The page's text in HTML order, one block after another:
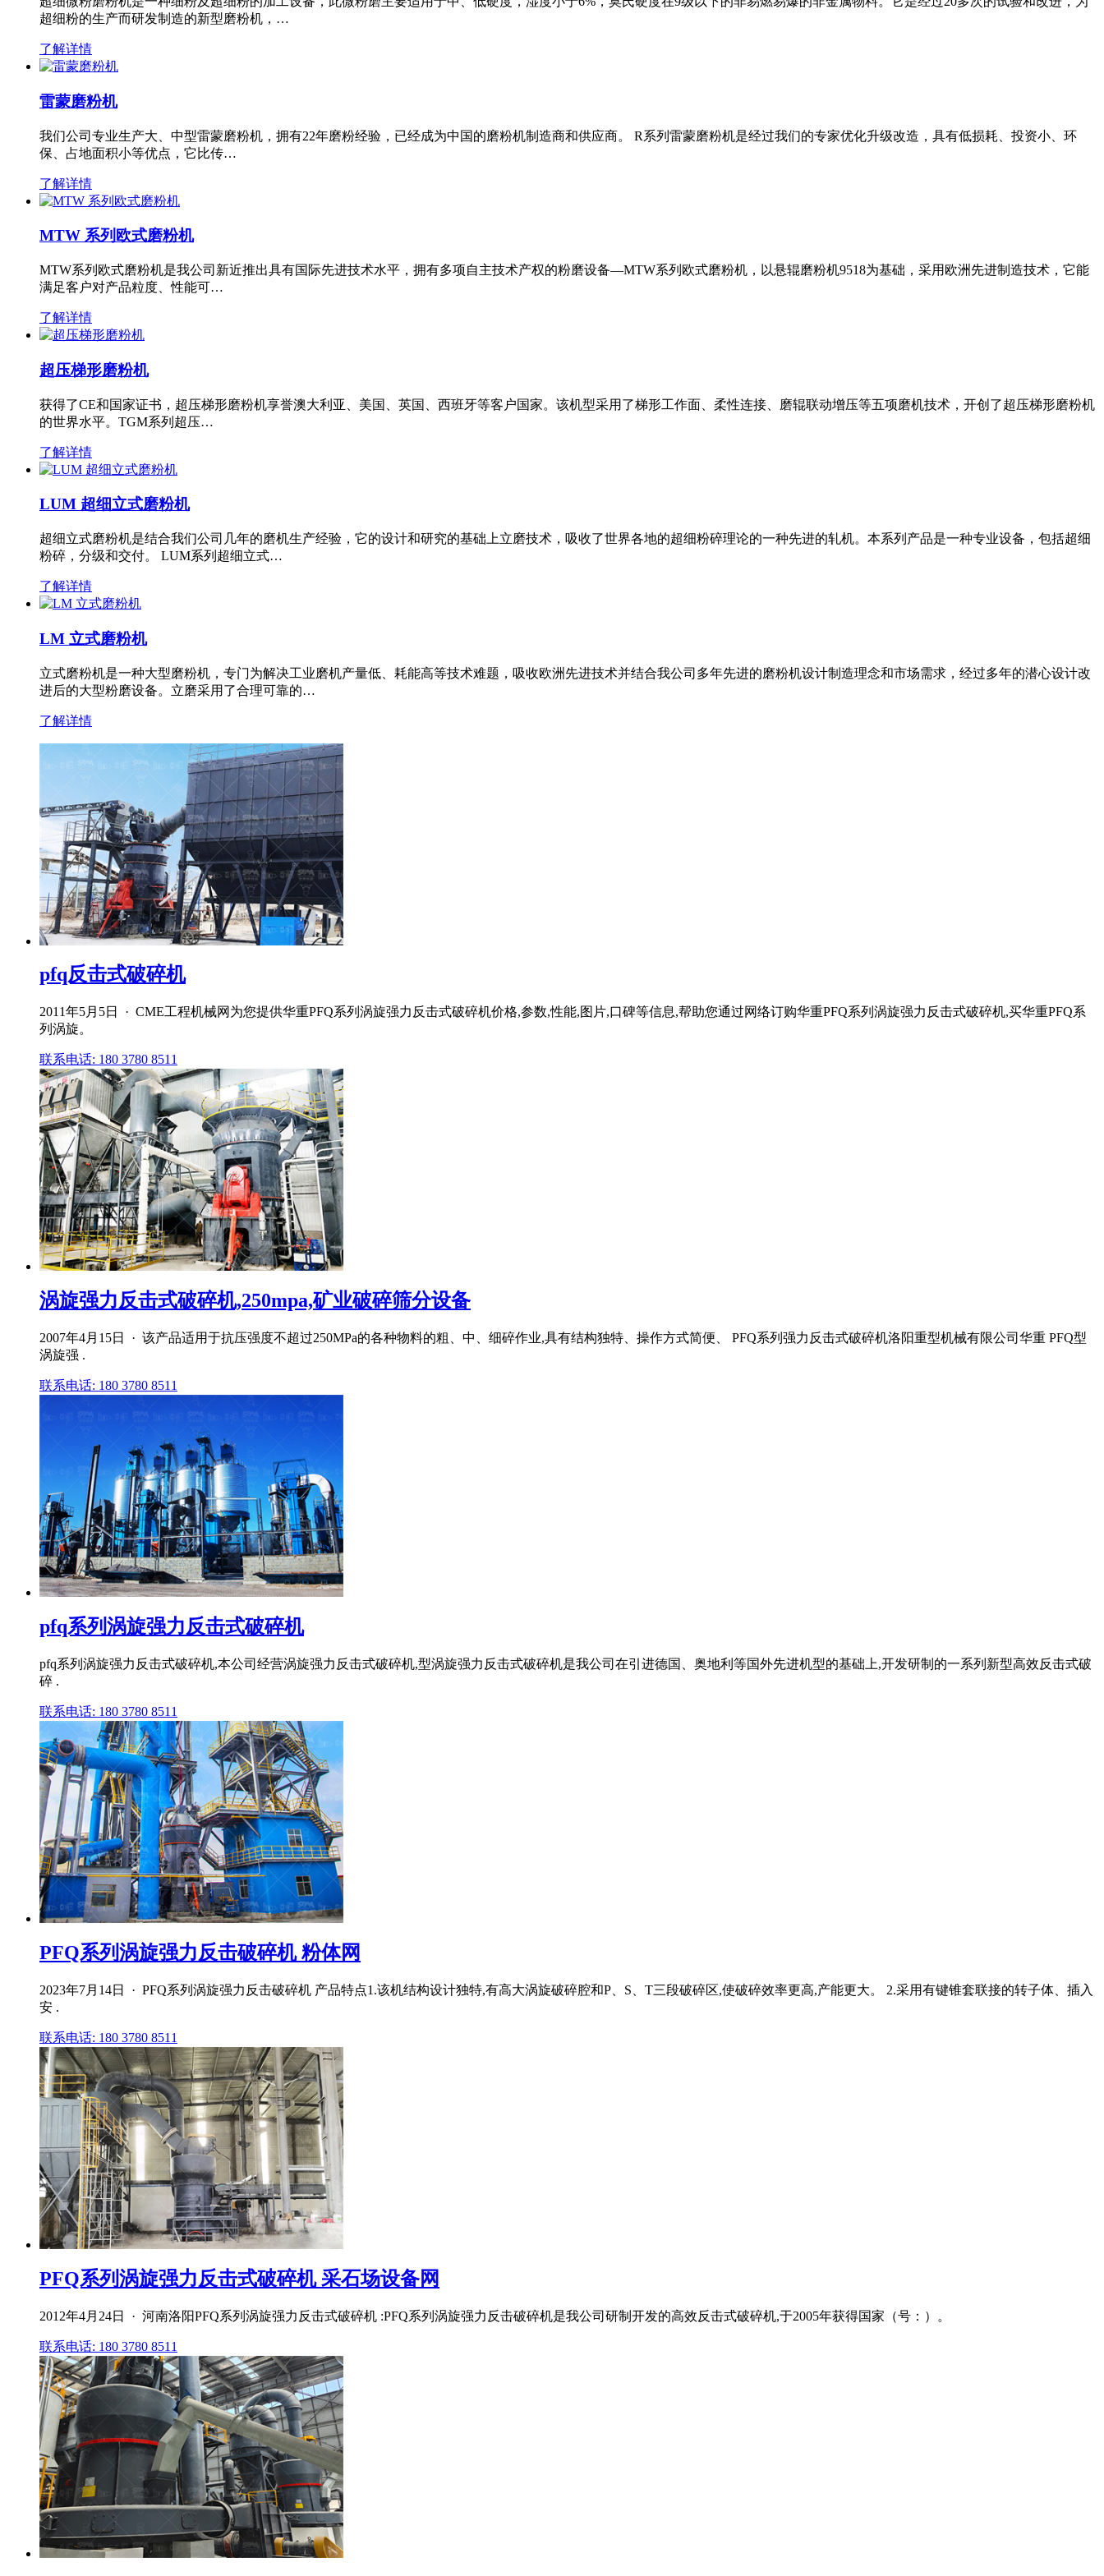
超细粉的生产而研发制造的新型磨粉机，…
了解详情
雷蒙磨粉机
我们公司专业生产大、中型雷蒙磨粉机，拥有22年磨粉经验，已经成为中国的磨粉机制造商和供应商。 R系列雷蒙磨粉机是经过我们的专家优化升级改造，具有低损耗、投资小、环
保、占地面积小等优点，它比传…
了解详情
MTW 系列欧式磨粉机
MTW系列欧式磨粉机是我公司新近推出具有国际先进技术水平，拥有多项自主技术产权的粉磨设备—MTW系列欧式磨粉机，以悬辊磨粉机9518为基础，采用欧洲先进制造技术，它能
满足客户对产品粒度、性能可…
了解详情
超压梯形磨粉机
获得了CE和国家证书，超压梯形磨粉机享誉澳大利亚、美国、英国、西班牙等客户国家。该机型采用了梯形工作面、柔性连接、磨辊联动增压等五项磨机技术，开创了超压梯形磨粉机
的世界水平。TGM系列超压…
了解详情
LUM 超细立式磨粉机
超细立式磨粉机是结合我们公司几年的磨机生产经验，它的设计和研究的基础上立磨技术，吸收了世界各地的超细粉碎理论的一种先进的轧机。本系列产品是一种专业设备，包括超细
粉碎，分级和交付。 LUM系列超细立式…
了解详情
LM 立式磨粉机
立式磨粉机是一种大型磨粉机，专门为解决工业磨机产量低、耗能高等技术难题，吸收欧洲先进技术并结合我公司多年先进的磨粉机设计制造理念和市场需求，经过多年的潜心设计改
进后的大型粉磨设备。立磨采用了合理可靠的…
了解详情
pfq反击式破碎机
2011年5月5日 · CME工程机械网为您提供华重PFQ系列涡旋强力反击式破碎机价格,参数,性能,图片,口碑等信息,帮助您通过网络订购华重PFQ系列涡旋强力反击式破碎机,买华重PFQ系
列涡旋。
联系电话: 180 3780 8511
涡旋强力反击式破碎机,250mpa,矿业破碎筛分设备
2007年4月15日 · 该产品适用于抗压强度不超过250MPa的各种物料的粗、中、细碎作业,具有结构独特、操作方式简便、 PFQ系列强力反击式破碎机洛阳重型机械有限公司华重 PFQ型
涡旋强 .
联系电话: 180 3780 8511
pfq系列涡旋强力反击式破碎机
pfq系列涡旋强力反击式破碎机,本公司经营涡旋强力反击式破碎机,型涡旋强力反击式破碎机是我公司在引进德国、奥地利等国外先进机型的基础上,开发研制的一系列新型高效反击式破
碎 .
联系电话: 180 3780 8511
PFQ系列涡旋强力反击破碎机 粉体网
2023年7月14日 · PFQ系列涡旋强力反击破碎机 产品特点1.该机结构设计独特,有高大涡旋破碎腔和P、S、T三段破碎区,使破碎效率更高,产能更大。 2.采用有键锥套联接的转子体、插入
安 .
联系电话: 180 3780 8511
PFQ系列涡旋强力反击式破碎机 采石场设备网
2012年4月24日 · 河南洛阳PFQ系列涡旋强力反击式破碎机 :PFQ系列涡旋强力反击破碎机是我公司研制开发的高效反击式破碎机,于2005年获得国家（号：）。
联系电话: 180 3780 8511